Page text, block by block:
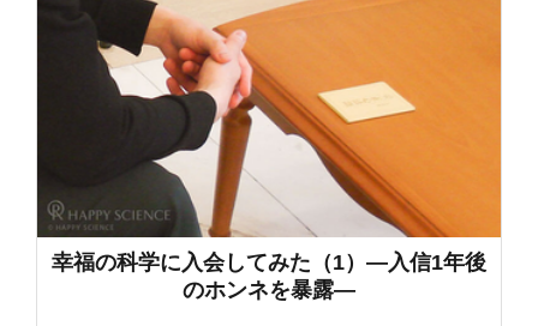
幸福の科学に入会してみた（1）―入信1年後
のホンネを暴露―